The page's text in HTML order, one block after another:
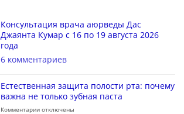
Консультация врача аюрведы Дас
Джаянта Кумар с 16 по 19 августа 2026
года
6 комментариев
Естественная защита полости рта: почему
важна не только зубная паста
Комментарии отключены